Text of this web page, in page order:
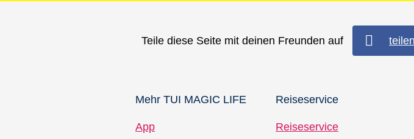
Teile diese Seite mit deinen Freunden auf teilen
Mehr TUI MAGIC LIFE
App
Reiseservice
Reiseservice